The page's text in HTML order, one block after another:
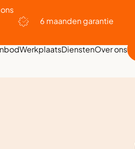
6 maanden garantie
WerkplaatsDienstenOver ons